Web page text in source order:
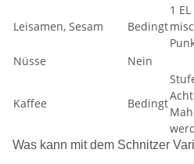
Leisamen, Sesam Bedingt
1
Nüsse
Nein
Kaffee Bedingt
Was kann mit dem Schnitzer